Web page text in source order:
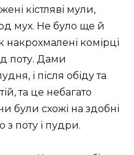
кістляві мули,
мух. Не було ще й
накрохмалені комірці
поту. Дами
і після обіду та
та це небагато
були схожі на здобні
з поту і пудри.